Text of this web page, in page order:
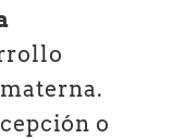
o